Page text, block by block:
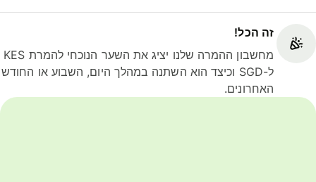
זה הכל!
מחשבון ההמרה שלנו יציג את השער הנוכחי להמרת KES
ל-SGD וכיצד הוא השתנה במהלך היום, השבוע או החודש
האחרונים.